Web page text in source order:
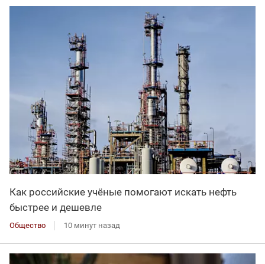
Как российские учёные помогают искать нефть
быстрее и дешевле
Общество 10 минут назад